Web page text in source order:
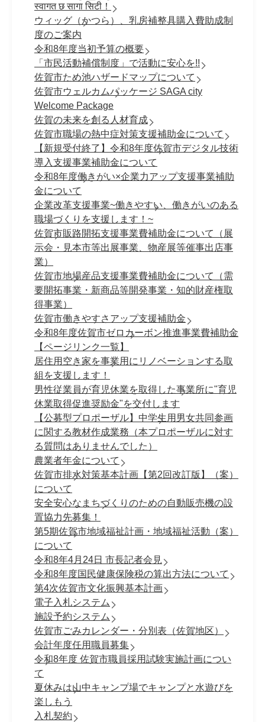
स्वागत छ सागा सिटी！
ウィッグ（かつら）、乳房補整具購入費助成制
度のご案内
令和8年度当初予算の概要
「市民活動補償制度」で活動に安心を!!
佐賀市ため池ハザードマップについて
佐賀市ウェルカムパッケージ SAGA city
Welcome Package
佐賀の未来を創る人材育成
佐賀市職場の熱中症対策支援補助金について
【新規受付終了】令和8年度佐賀市デジタル技術
導入支援事業補助金について
令和8年度働きがい×企業力アップ支援事業補助
金について
企業改革支援事業~働きやすい、働きがいのある
職場づくりを支援します！~
佐賀市販路開拓支援事業費補助金について（展
示会・見本市等出展事業、物産展等催事出店事
業）
佐賀市地場産品支援事業費補助金について（需
要開拓事業・新商品等開発事業・知的財産権取
得事業）
佐賀市働きやすさアップ支援補助金
令和8年度佐賀市ゼロカーボン推進事業費補助金
【ページリンク一覧】
居住用空き家を事業用にリノベーションする取
組を支援します！
男性従業員が育児休業を取得した事業所に"育児
休業取得促進奨励金"を交付します
【公募型プロポーザル】中学生用男女共同参画
に関する教材作成業務（本プロポーザルに対す
る質問はありませんでした）
農業者年金について
佐賀市排水対策基本計画【第2回改訂版】（案）
について
安全安心なまちづくりのための自動販売機の設
置協力先募集！
第5期佐賀市地域福祉計画・地域福祉活動（案）
について
令和8年4月24日 市長記者会見
令和8年度国民健康保険税の算出方法について
第4次佐賀市文化振興基本計画
電子入札システム
施設予約システム
佐賀市ごみカレンダー・分別表（佐賀地区）
会計年度任用職員募集
令和8年度 佐賀市職員採⽤試験実施計画につい
て
夏休みは山中キャンプ場でキャンプと水遊びを
楽しもう
入札契約